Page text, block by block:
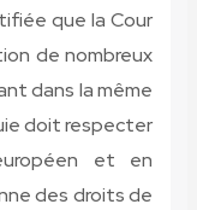
que la Cour
de nombreux
dans la même
doit respecter
et en
des droits de